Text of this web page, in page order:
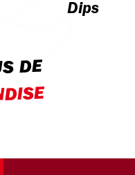
Dips
DE